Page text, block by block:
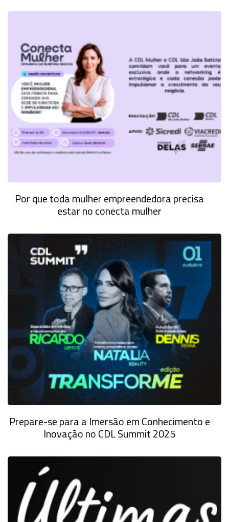
Por que toda mulher empreendedora precisa
estar no conecta mulher
Prepare-se para a Imersão em Conhecimento e
Inovação no CDL Summit 2025